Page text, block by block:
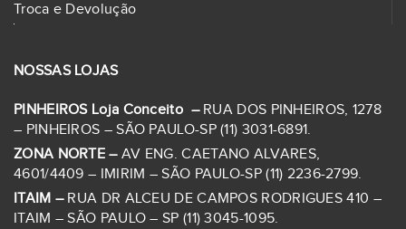
Troca e Devolução
NOSSAS LOJAS
PINHEIROS Loja Conceito – RUA DOS PINHEIROS, 1278
– PINHEIROS – SÃO PAULO-SP (11) 3031-6891.
ZONA NORTE – AV ENG. CAETANO ALVARES,
4601/4409 – IMIRIM – SÃO PAULO-SP (11) 2236-2799.
ITAIM – RUA DR ALCEU DE CAMPOS RODRIGUES 410 –
ITAIM – SÃO PAULO – SP (11) 3045-1095.